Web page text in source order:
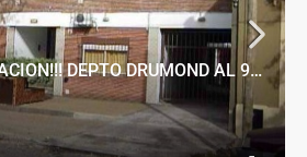
EXCELENTE UBICACION!!! DEPTO DRUMOND AL 900